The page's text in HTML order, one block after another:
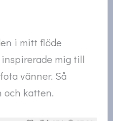
i mitt flöde
mig till
vänner. Så
och katten.